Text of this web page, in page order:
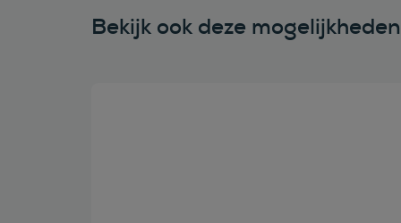
Bekijk ook deze